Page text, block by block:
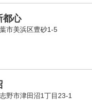
都心
市美浜区豊砂1-5
野市津田沼1丁目23-1